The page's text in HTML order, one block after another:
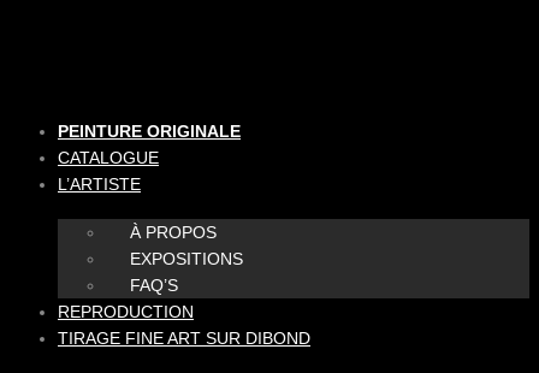
PEINTURE ORIGINALE
CATALOGUE
L’ARTISTE
À PROPOS
EXPOSITIONS
FAQ’S
REPRODUCTION
TIRAGE FINE ART SUR DIBOND